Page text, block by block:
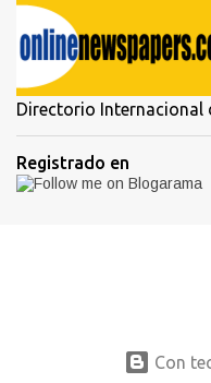
Directorio Internacional
Registrado en
Con